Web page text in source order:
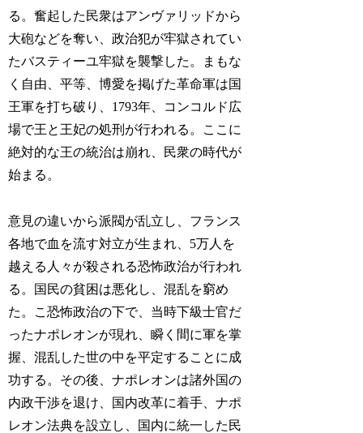
る。奮起した民衆はアンヴァリッドから
大砲などを奪い、政治犯が牢獄されてい
たバスティーユ牢獄を襲撃した。まもな
く自由、平等、博愛を掲げた革命軍は国
王軍を打ち破り、1793年、コンコルド広
場で王と王妃の処刑が行われる。ここに
絶対的な王の統治は崩れ、民衆の時代が
始まる。
意見の違いから派閥が乱立し、フランス
各地で血を流す対立が生まれ、5万人を
越える人々が殺される恐怖政治が行われ
る。国民の貧困は悪化し、混乱を窮め
た。こ恐怖政治の下で、当時下級士官だ
ったナポレオンが現れ、瞬く間に軍を掌
握、混乱した世の中を平定することに成
功する。その後、ナポレオンは諸外国の
内政干渉を退け、国内改革に着手、ナポ
レオン法典を設立し、国内に統一した民